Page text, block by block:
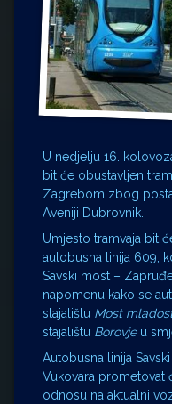
Mario Lovreković
Miroslav Šantek
U nedjelju 16.
bit će obustavljen
Zagrebom zbog
Aveniji Dubrovnik.
Umjesto tramvaja bit
autobusna linija 609,
Savski most –
napomenu kako se
stajalištu Most
stajalištu Borovjeu
Autobusna linija
Vukovara prometovat
odnosu na aktualni